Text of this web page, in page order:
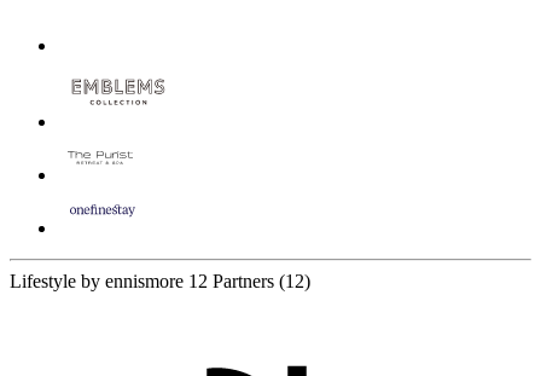
Lifestyle by ennismore 12 Partners (12)